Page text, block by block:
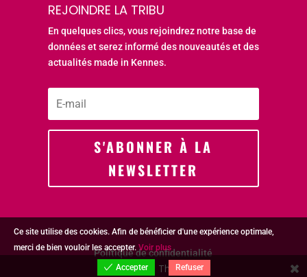
REJOINDRE LA TRIBU
En quelques clics, vous rejoindrez notre base de
données et serez informé des nouveautés et des
actualités made in Kennes.
S'ABONNER À LA
NEWSLETTER
Politique de confidentialité
Ce site utilise des cookies. Afin de bénéficier d'une expérience optimale,
merci de bien vouloir les accepter. Voir plus
Accepter Refuser
Share This